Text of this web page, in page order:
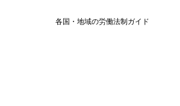
各国・地域の労働法制ガイド